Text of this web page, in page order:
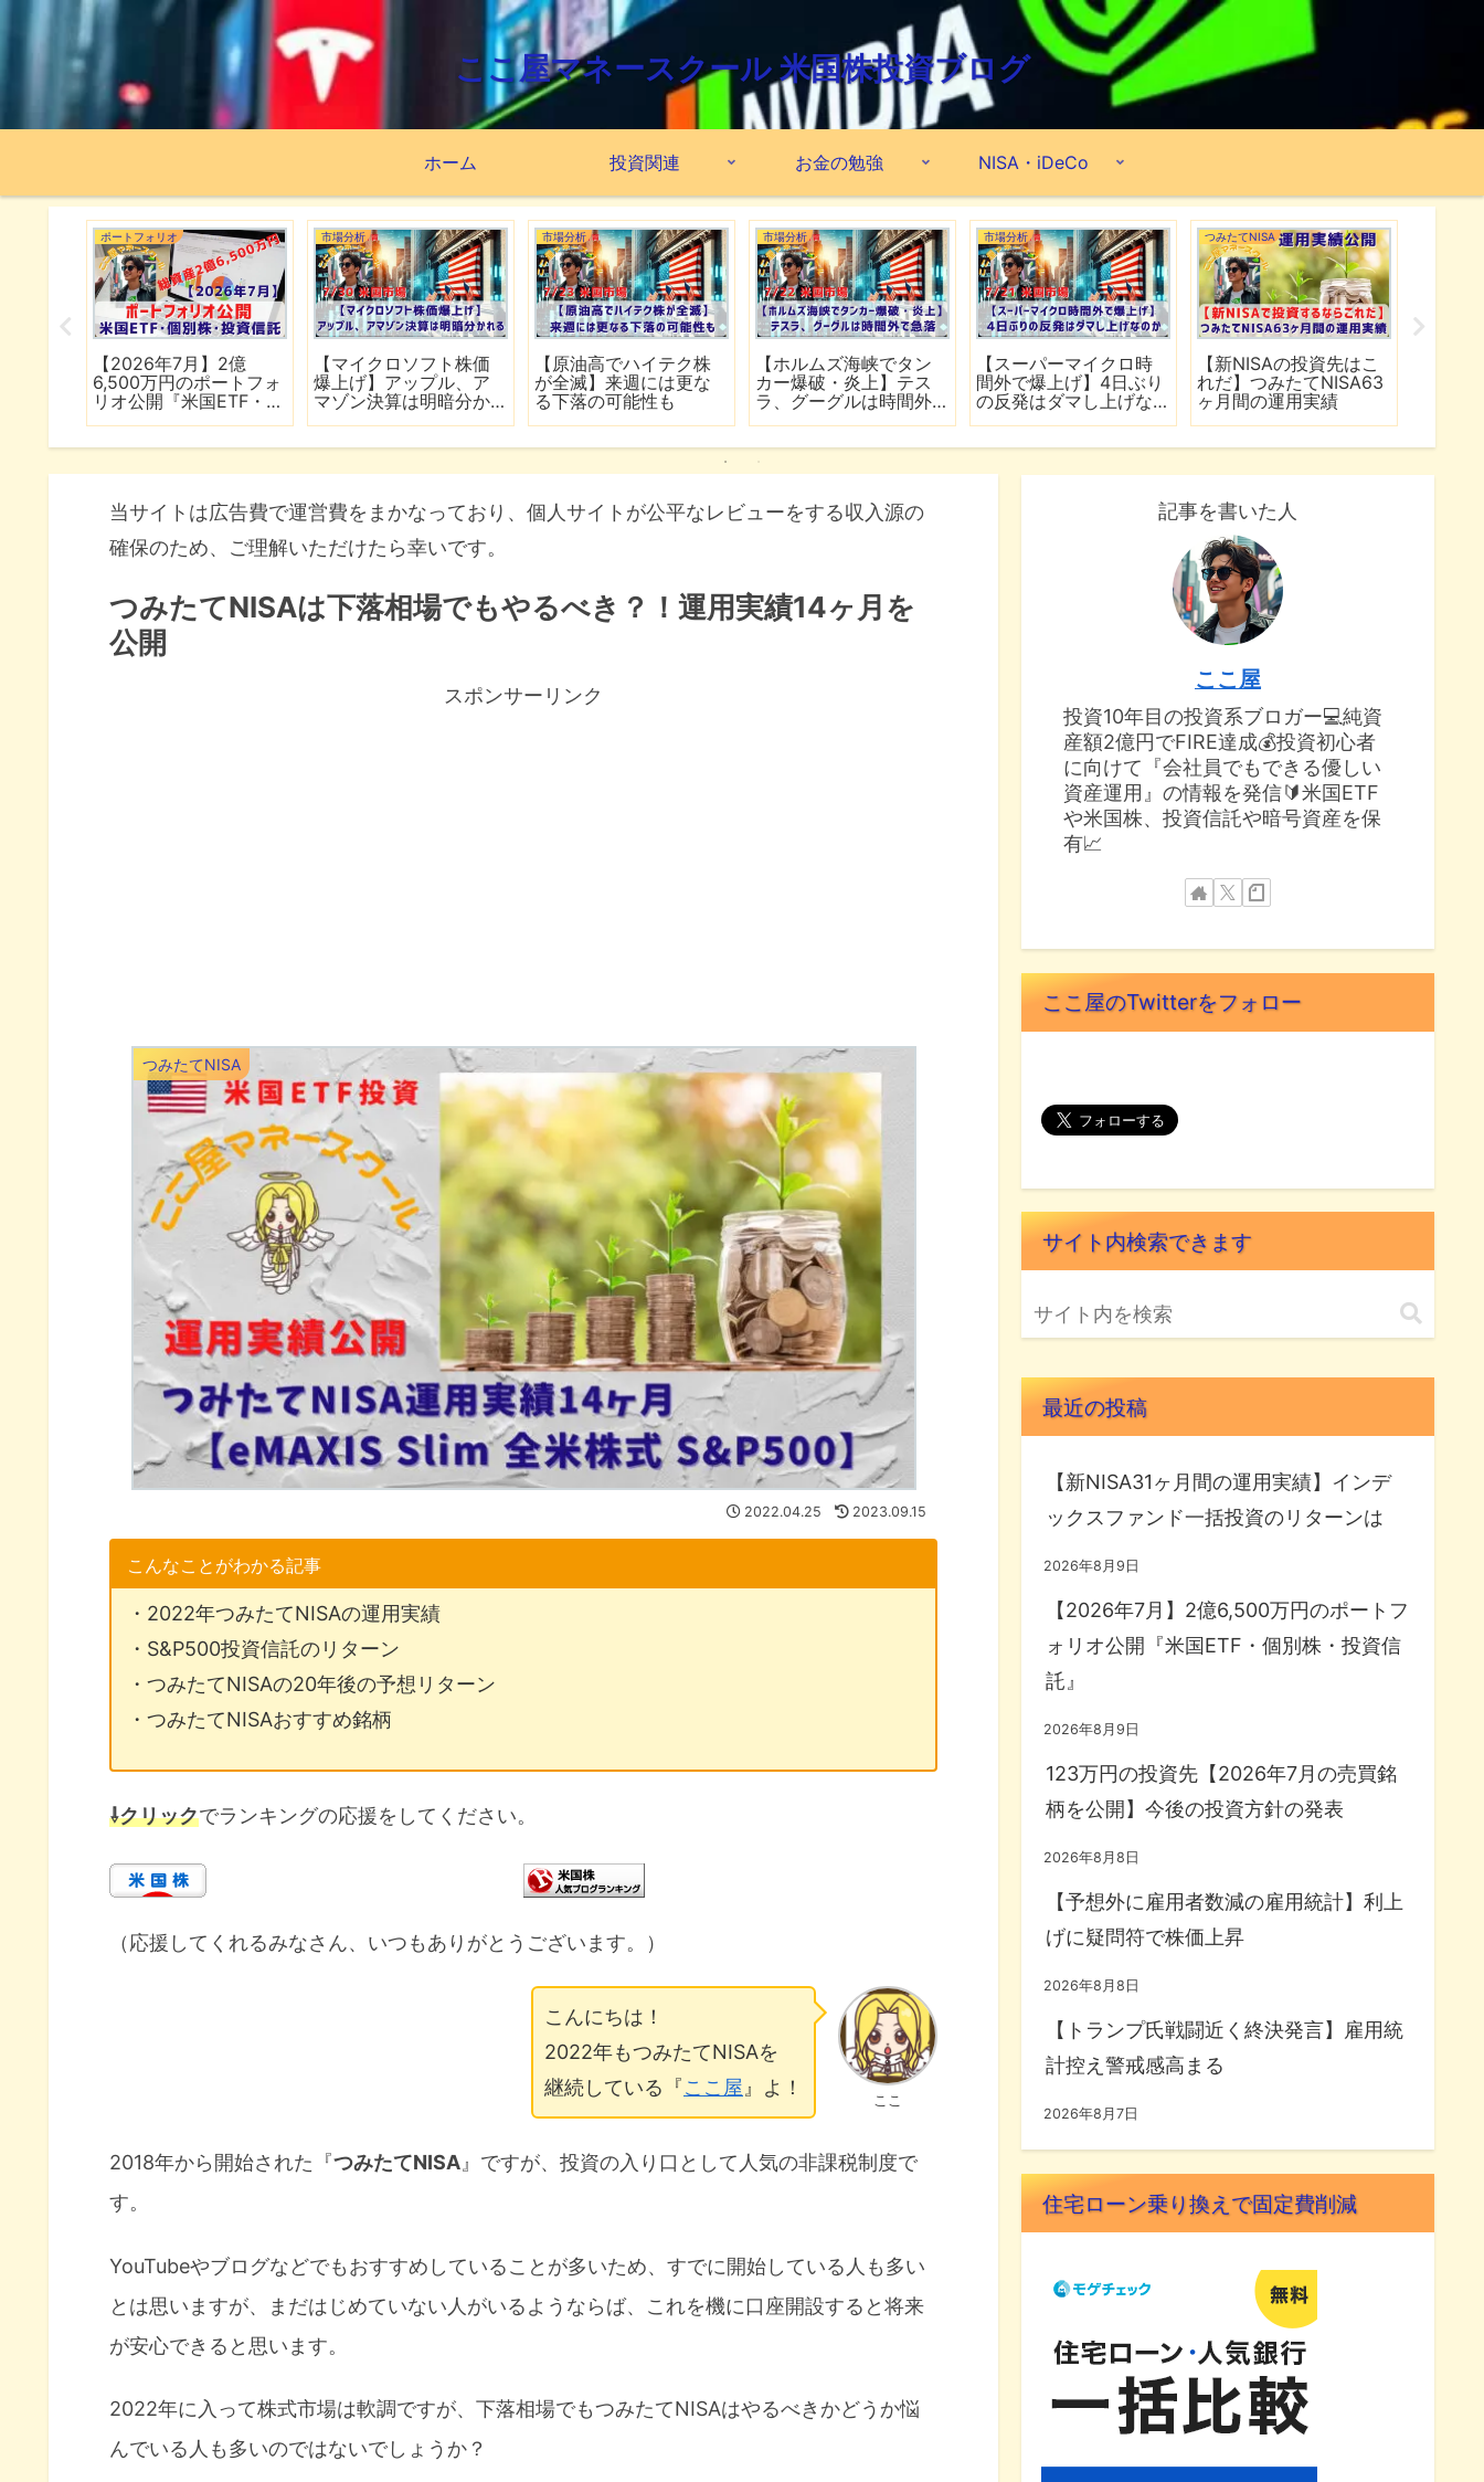
ここ屋マネースクール 米国株投資ブログ
ホーム 投資関連 お金の勉強 NISA・iDeCo
市場分析
【米軍が7夜連続でイラ
ン攻撃】イランは全面
的攻勢作戦に移行
市場分析
【TSMC増益の神決算で
も株価下落】ネットフ
リックスの決算は予想
市場分析
【FRB高官がインフレ鈍
化を歓迎】銀行大手5行
の好決算でシーズン開
市場分析
【ホルムズ海峡が再び
封鎖】FRB高官が近く利
上げの可能性
米国ETF
最強米国ETFを探せ！
『VOO・VIG・VONG』
【66ヶ月間の運用実績
ポートフォリオ
【2026年6月】2億
8,890万円のポートフォ
リオ公開『米国ETF・個
当サイトは広告費で運営費をまかなっており、個人サイトが公平なレビューをする収入源の
確保のため、ご理解いただけたら幸いです。
つみたてNISAは下落相場でもやるべき？！運用実績14ヶ月を
公開
スポンサーリンク
つみたてNISA
2022.04.25 2023.09.15
こんなことがわかる記事
・2022年つみたてNISAの運用実績
・S&P500投資信託のリターン
・つみたてNISAの20年後の予想リターン
・つみたてNISAおすすめ銘柄
⇩クリックでランキングの応援をしてください。
（応援してくれるみなさん、いつもありがとうございます。）
ここ
こんにちは！
2022年もつみたてNISAを
継続している『ここ屋』よ！
2018年から開始された『つみたてNISA 』ですが、投資の入り口として人気の非課税制度で
す。
YouTubeやブログなどでもおすすめしていることが多いため、すでに開始している人も多い
とは思いますが、まだはじめていない人がいるようならば、これを機に口座開設すると将来
が安心できると思います。
2022年に入って株式市場は軟調ですが、下落相場でもつみたてNISAはやるべきかどうか悩
んでいる人も多いのではないでしょうか？
記事を書いた人
ここ屋
投資10年目の投資系ブロガー💻純資
産額2億円でFIRE達成💰投資初心者
に向けて『会社員でもできる優しい
資産運用』の情報を発信🔰米国ETF
や米国株、投資信託や暗号資産を保
有📈
ここ屋のTwitterをフォロー
サイト内検索できます
最近の投稿
【新NISA31ヶ月間の運用実績】インデ
ックスファンド一括投資のリターンは
2026年8月9日
【2026年7月】2億6,500万円のポートフ
ォリオ公開『米国ETF・個別株・投資信
託』
2026年8月9日
123万円の投資先【2026年7月の売買銘
柄を公開】今後の投資方針の発表
2026年8月8日
【予想外に雇用者数減の雇用統計】利上
げに疑問符で株価上昇
2026年8月8日
【トランプ氏戦闘近く終決発言】雇用統
計控え警戒感高まる
2026年8月7日
住宅ローン乗り換えで固定費削減